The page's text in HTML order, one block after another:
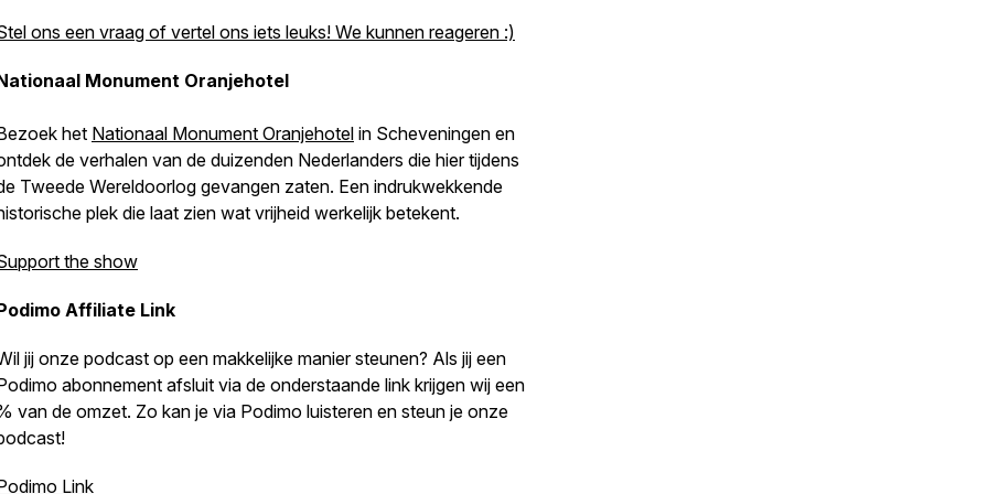
ons een vraag of vertel ons iets leuks! We kunnen reageren :)
Monument Oranjehotel
het Nationaal Monument Oranjehotel in Scheveningen en
de verhalen van de duizenden Nederlanders die hier tijdens
Tweede Wereldoorlog gevangen zaten. Een indrukwekkende
plek die laat zien wat vrijheid werkelijk betekent.
the show
Affiliate Link
jij onze podcast op een makkelijke manier steunen? Als jij een
abonnement afsluit via de onderstaande link krijgen wij een
van de omzet. Zo kan je via Podimo luisteren en steun je onze
Link